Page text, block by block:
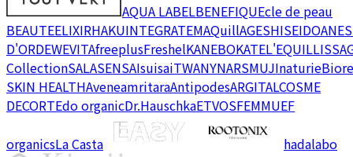
AQUA LABELBENEFIQUEcle de peau
BEAUTEELIXIRHAKUINTEGRATEMAQuillAGESHISEIDO
D'ORDEWEVITAfreeplusFreshelKANEBOKATEL'EQUIL
CollectionSALASENSAIsuisaiTWANYNARSMUJInaturieBiore
SKIN HEALTHAveneamritaraAntipodesARGITALCOSME
DECORTEdo organicDr.HauschkaETVOSFEMMUEF
organicsLa Casta hadalabo